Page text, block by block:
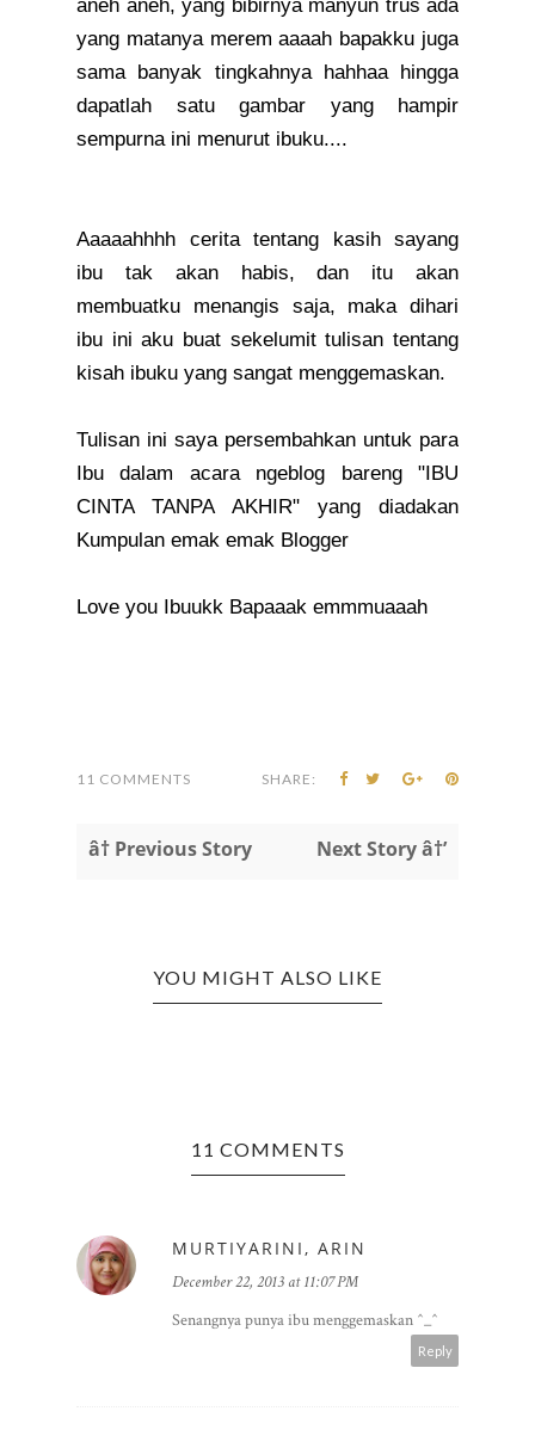
aneh aneh, yang bibirnya manyun trus ada
yang matanya merem aaaah bapakku juga
sama banyak tingkahnya hahhaa hingga
dapatlah satu gambar yang hampir
sempurna ini menurut ibuku....
Aaaaahhhh cerita tentang kasih sayang
ibu tak akan habis, dan itu akan
membuatku menangis saja, maka dihari
ibu ini aku buat sekelumit tulisan tentang
kisah ibuku yang sangat menggemaskan.
Tulisan ini saya persembahkan untuk para
Ibu dalam acara ngeblog bareng "IBU
CINTA TANPA AKHIR" yang diadakan
Kumpulan emak emak Blogger
Love you Ibuukk Bapaaak emmmuaaah
11 COMMENTS SHARE:
â† Previous Story Next Story â†’
YOU MIGHT ALSO LIKE
11 COMMENTS
MURTIYARINI, ARIN
December 22, 2013 at 11:07 PM
Senangnya punya ibu menggemaskan ^_^
Reply